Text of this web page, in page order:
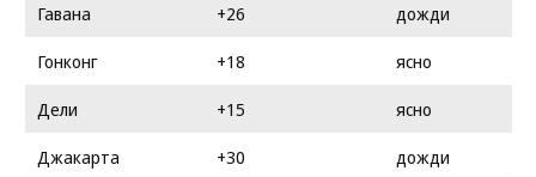
Гавана
+26
дожди
Гонконг
+18
ясно
Дели
+15
ясно
Джакарта
+30
дожди